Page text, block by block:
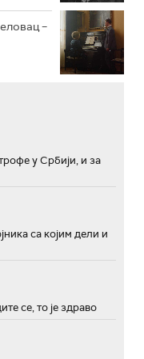
–
у Србији, и за
са којим дели и
се, то је здраво